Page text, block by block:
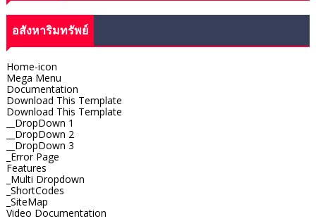
อสังหาริมทรัพย์
Home-icon
Mega Menu
Documentation
Download This Template
Download This Template
__DropDown 1
__DropDown 2
__DropDown 3
_Error Page
Features
_Multi Dropdown
_ShortCodes
_SiteMap
Video Documentation